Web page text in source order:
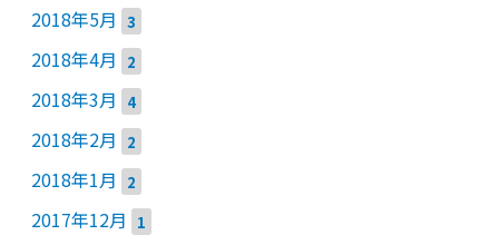
2018年5月 3
2018年4月 2
2018年3月 4
2018年2月 2
2018年1月 2
2017年12月 1